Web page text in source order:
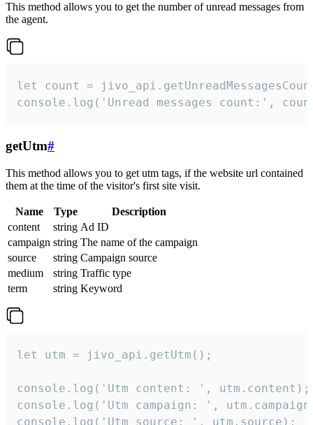
This method allows you to get the number of unread messages from
the agent.
let count =
console.log('Unread messages count:',
getUtm#
This method allows you to get utm tags, if the website url contained
them at the time of the visitor's first site visit.
Name Type
Description
content
string Ad ID
campaign string The name of the campaign
source
string Campaign source
medium
string Traffic type
term
string Keyword
let utm = jivo_api.getUtm();
console.log('Utm content: ', utm.content);
console.log('Utm campaign: ',
console.log('Utm source: ', utm.source);